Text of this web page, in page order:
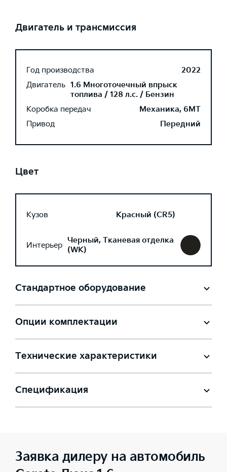
Двигатель и трансмиссия
Год производства
2022
Двигатель 1.6 Многоточечный впрыск
топлива / 128 л.с. / Бензин
Коробка передач
Механика, 6MT
Привод
Передний
Цвет
Кузов Красный (CR5)
Интерьер Черный, Тканевая отделка
(WK)
Стандартное оборудование
Опции комплектации
Технические характеристики
Спецификация
Заявка дилеру на автомобиль